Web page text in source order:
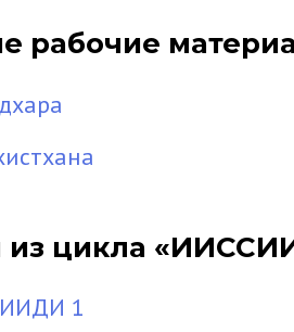
рабочие
из цикла
1